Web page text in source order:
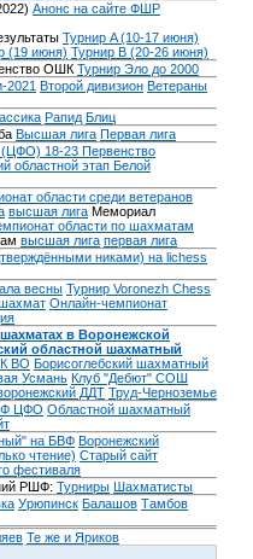
Анонс на сайте ФШР
Турнир A (10-17 июня)
(19 июня) Турнир B (20-26 июня)
ОШК Турнир Эло до 2000
2021 Второй дивизион Ветераны
Рапид Блиц
Высшая лига Первая лига
(ЦФО) 18-23 Первенство
областной этап Белой
области среди ветеранов
высшая лига Мемориал
области по шахматам
высшая лига первая лига
никами) на lichess
весны Турнир Voronezh Chess
Онлайн-чемпионат
в Воронежской
областной шахматный
ВО Борисоглебский шахматный
Усмань Клуб "Дебют" СОШ
ДДТ Труд-Черноземье
ЦФО Областной шахматный
на БВФ Воронежский
чтение) Старый сайт
фестиваля
РШФ: Турниры Шахматисты
Урюпинск Балашов Тамбов
Те же и Яриков